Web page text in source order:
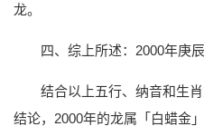
龙。
四、综上所述：2000年庚
结合以上五行、纳音和生
结论，2000年的龙属「白蜡金